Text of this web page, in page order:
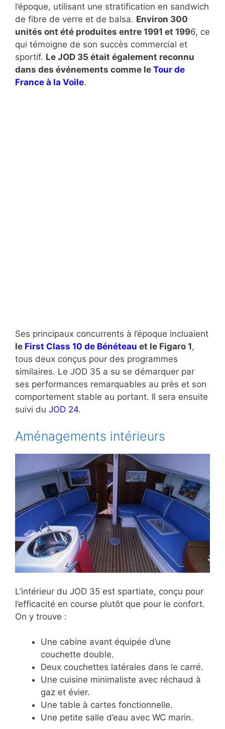
l’époque, utilisant une stratification en sandwich
de fibre de verre et de balsa. Environ 300
unités ont été produites entre 1991 et 1996, ce
qui témoigne de son succès commercial et
sportif. Le JOD 35 était également reconnu
dans des événements comme le Tour de
France à la Voile.
Ses principaux concurrents à l’époque incluaient
le First Class 10 de Bénéteau et le Figaro 1,
tous deux conçus pour des programmes
similaires. Le JOD 35 a su se démarquer par
ses performances remarquables au près et son
comportement stable au portant. Il sera ensuite
suivi du JOD 24.
Aménagements intérieurs
L’intérieur du JOD 35 est spartiate, conçu pour
l’efficacité en course plutôt que pour le confort.
On y trouve :
Une cabine avant équipée d’une
couchette double.
Deux couchettes latérales dans le carré.
Une cuisine minimaliste avec réchaud à
gaz et évier.
Une table à cartes fonctionnelle.
Une petite salle d’eau avec WC marin.